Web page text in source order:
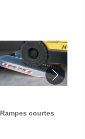
Rampes courtes